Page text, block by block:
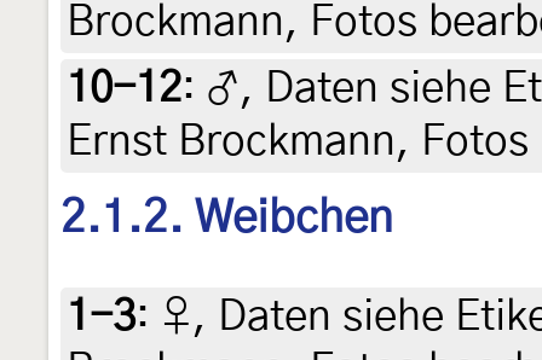
Brockmann, Fotos
10-12: ♂, Daten siehe
Ernst Brockmann,
2.1.2. Weibchen
1-3: ♀, Daten siehe